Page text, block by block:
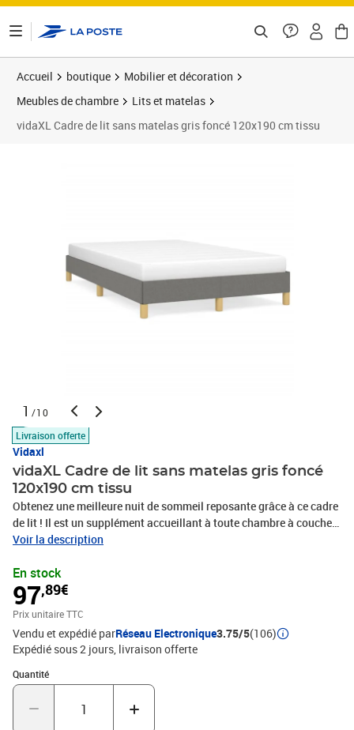
Accueil boutique
Mobilier et décoration
Meubles de chambre
Lits et matelas
vidaXL Cadre de lit sans matelas gris foncé 120x190 cm tissu
1 /10
Livraison offerte
Vidaxl
vidaXL Cadre de lit sans matelas gris foncé
120x190 cm tissu
Obtenez une meilleure nuit de sommeil reposante grâce à ce cadre
de lit ! Il est un supplément accueillant à toute chambre à coucher.
Tissu durable : le tissu présente un aspect simple et épuré, et il est
pieds robustes, qui assurent sa stabilité, sa sécurité et sa
fermeté.Lattes de contreplaqué : les lattes de contreplaqué
assurent une bonne répartition du poids, garantissant que le
matelas reste en place à chaque torsion de votre corps pendant le
sommeil. Bon à savoir :La livraison comprend uniquement un
cadre de lit. Le matelas n'est pas inclus. Vous pouvez consulter
notre boutique pour trouver les matelas assortis.Couleur : gris
foncéMatériau : tissu (100 % polyester), contreplaqué, bois
d'ingénierie, bois de pin massifMatériau de remplissage :
Voir la description
En stock
97,89€
Prix unitaire TTC
Vendu et expédié parRéseau Electronique3.75/5(106)
Expédié sous 2 jours livraison offerte
Quantité
Quantité : 1